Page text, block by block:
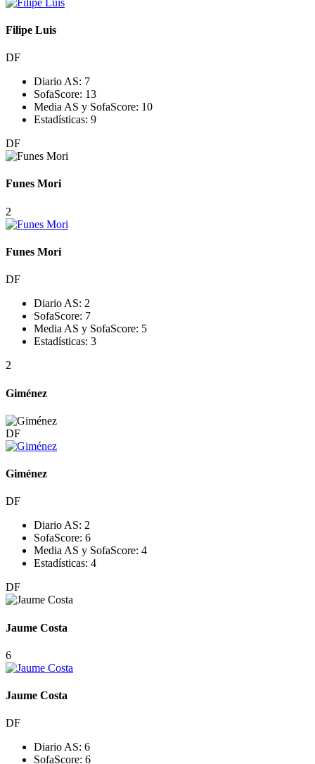
Filipe Luis
DF
Diario AS: 7
SofaScore: 13
Media AS y SofaScore: 10
Estadísticas: 9
DF
Funes Mori
2
Funes Mori
DF
Diario AS: 2
SofaScore: 7
Media AS y SofaScore: 5
Estadísticas: 3
2
Giménez
DF
Giménez
DF
Diario AS: 2
SofaScore: 6
Media AS y SofaScore: 4
Estadísticas: 4
DF
Jaume Costa
6
Jaume Costa
DF
Diario AS: 6
SofaScore: 6